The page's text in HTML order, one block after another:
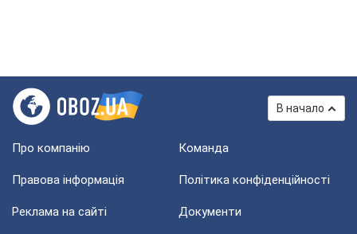
В начало
Про компанію Команда
Правова інформація Політика конфіденційності
Реклама на сайті Документи